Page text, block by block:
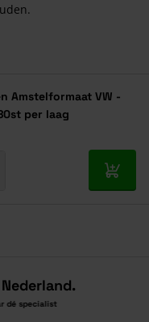
Amstelformaat VW -
per laag
In
specialist